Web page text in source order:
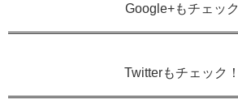
Google+もチェック
Twitterもチェック！